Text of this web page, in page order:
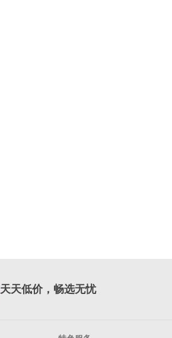
天天低价，畅选无忧